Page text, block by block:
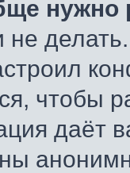
нужно
чтобы
даёт